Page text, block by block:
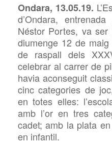
Ondara, 13.05.19.
d’Ondara,
Néstor Portes, va ser
diumenge 12 de
de raspall dels
celebrar al carrer de
havia aconseguit
cinc categories de
en totes elles:
amb l’or en tres
cadet; amb la plata
en infantil.